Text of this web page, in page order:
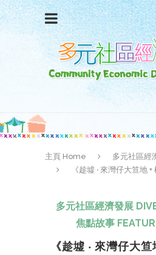
主頁 Home
多元社區經
《趁墟 ‧ 來灣仔大笪地 +
多元社區經濟發展
焦點故事
《趁墟 ‧ 來灣仔大